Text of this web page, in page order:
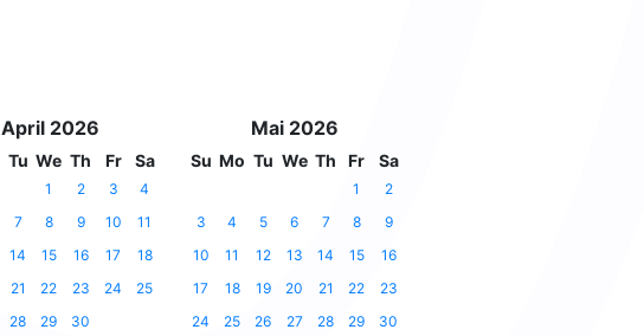
April 2026
Tu We Th Fr Sa
1 2 3
4
7 8 9 10
11
14 15 16 17
18
21 22 23 24
25
28 29 30
Mai 2026
Su Mo Tu We Th Fr Sa
1
2
3
4 5 6 7 8
9
10
11 12 13 14 15
16
17
18 19 20 21 22
23
24
25 26 27 28 29 30